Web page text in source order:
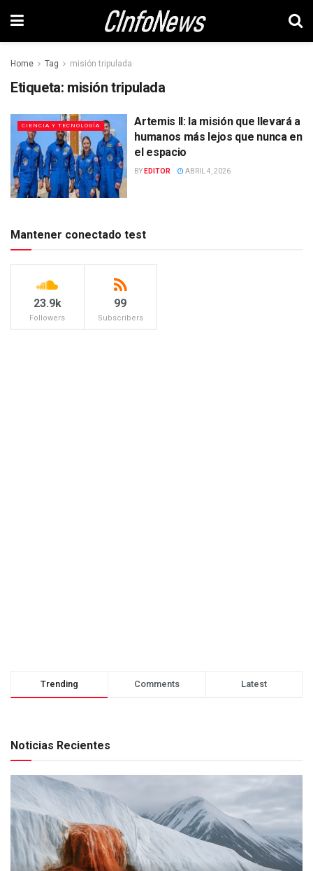
Home Tag misión tripulada
Etiqueta: misión tripulada
CIENCIA Y TECNOLOGÍA
Artemis II: la misión que llevará a
humanos más lejos que nunca en
el espacio
BY EDITOR ABRIL 4, 2026
Mantener conectado test
23.9k
Followers
99
Subscribers
Trending Comments Latest
Noticias Recientes